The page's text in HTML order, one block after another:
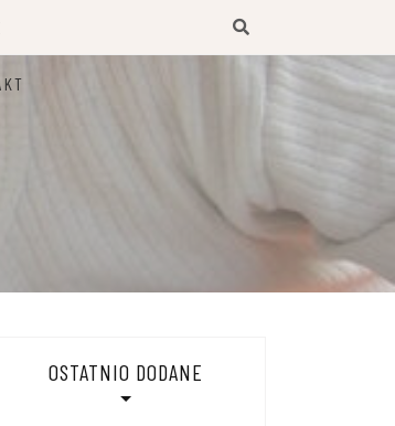
OSTATNIO DODANE